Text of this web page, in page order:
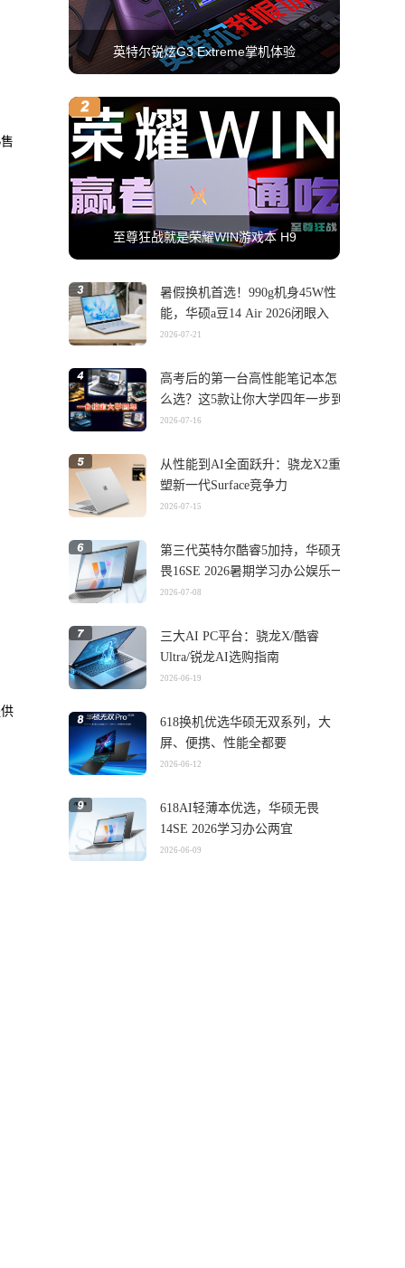
英特尔锐炫G3 Extreme掌机体验
至尊狂战就是荣耀WIN游戏本 H9
暑假换机首选！990g机身45W性
能，华硕a豆14 Air 2026闭眼入
2026-07-21
高考后的第一台高性能笔记本怎
么选？这5款让你大学四年一步到
位
2026-07-16
从性能到AI全面跃升：骁龙X2重
塑新一代Surface竞争力
2026-07-15
第三代英特尔酷睿5加持，华硕无
畏16SE 2026暑期学习办公娱乐一
机搞定
2026-07-08
三大AI PC平台：骁龙X/酷睿
Ultra/锐龙AI选购指南
2026-06-19
618换机优选华硕无双系列，大
屏、便携、性能全都要
2026-06-12
618AI轻薄本优选，华硕无畏
14SE 2026学习办公两宜
2026-06-09